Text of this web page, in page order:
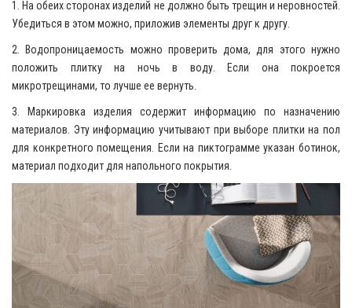
1. На обеих сторонах изделий не должно быть трещин и неровностей.
Убедиться в этом можно, приложив элементы друг к другу.
2. Водопроницаемость можно проверить дома, для этого нужно
положить плитку на ночь в воду. Если она покроется
микротрещинами, то лучше ее вернуть.
3. Маркировка изделия содержит информацию по назначению
материалов. Эту информацию учитывают при выборе плитки на пол
для конкретного помещения. Если на пиктограмме указан ботинок,
материал подходит для напольного покрытия.